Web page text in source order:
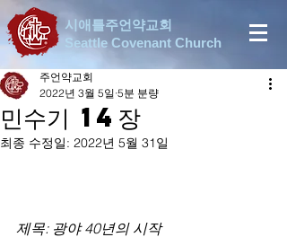
시애틀주언약교회
Seattle Covenant Church
민수기 14장
주언약교회
2022년 3월 5일 5분 분량
최종 수정일: 2022년 5월 31일
제목: 광야 40년의 시작